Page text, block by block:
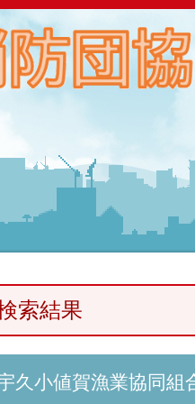
索結果
久小値賀漁業協同組